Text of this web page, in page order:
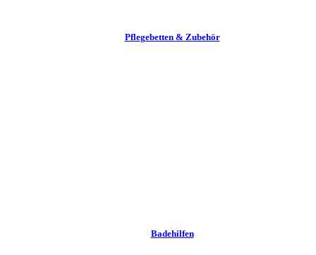
Pflege­betten & Zubehör
Badehilfen